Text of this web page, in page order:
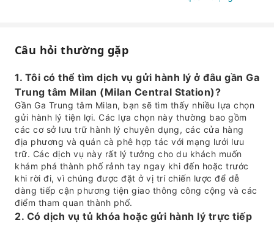
Câu hỏi thường gặp
1. Tôi có thể tìm dịch vụ gửi hành lý ở đâu gần Ga
Trung tâm Milan (Milan Central Station)?
Gần Ga Trung tâm Milan, bạn sẽ tìm thấy nhiều lựa chọn
gửi hành lý tiện lợi. Các lựa chọn này thường bao gồm
các cơ sở lưu trữ hành lý chuyên dụng, các cửa hàng
địa phương và quán cà phê hợp tác với mạng lưới lưu
trữ. Các dịch vụ này rất lý tưởng cho du khách muốn
khám phá thành phố rảnh tay ngay khi đến hoặc trước
khi rời đi, vì chúng được đặt ở vị trí chiến lược để dễ
dàng tiếp cận phương tiện giao thông công cộng và các
điểm tham quan thành phố.
2. Có dịch vụ tủ khóa hoặc gửi hành lý trực tiếp